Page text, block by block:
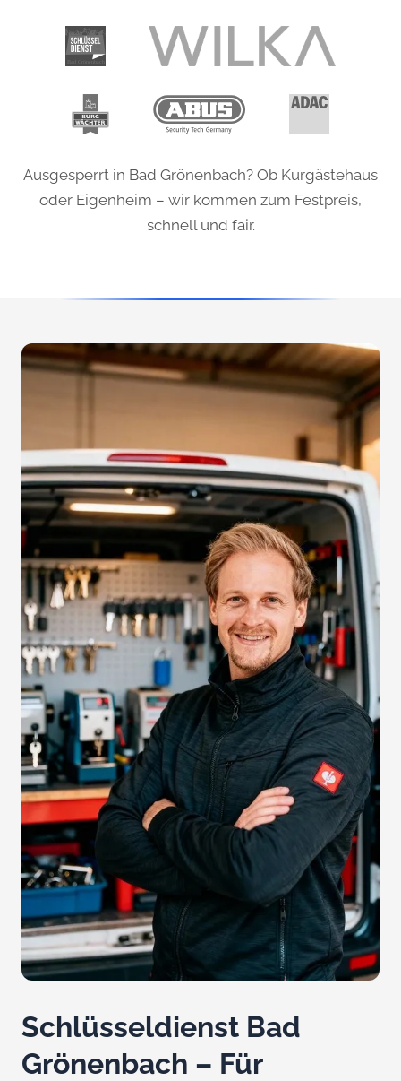
Ausgesperrt in Bad Grönenbach? Ob Kurgästehaus
oder Eigenheim – wir kommen zum Festpreis,
schnell und fair.
Schlüsseldienst Bad
Grönenbach – Für